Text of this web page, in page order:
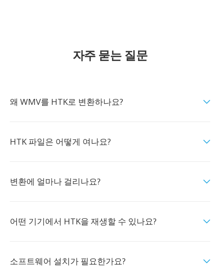
자주 묻는 질문
왜 WMV를 HTK로 변환하나요?
HTK 파일은 어떻게 여나요?
변환에 얼마나 걸리나요?
어떤 기기에서 HTK을 재생할 수 있나요?
소프트웨어 설치가 필요한가요?